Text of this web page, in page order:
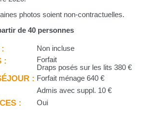
photos soient non-contractuelles.
de 40 personnes
Non incluse
:
Forfait
Draps posés sur les lits 380 €
: Forfait ménage 640 €
Admis avec suppl. 10 €
: Oui